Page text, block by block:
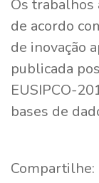
Os
de acordo
de inovação
publicada
EUSIPCO-
bases de
Compartilhe: